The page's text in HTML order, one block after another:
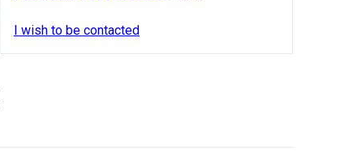
I wish to be contacted